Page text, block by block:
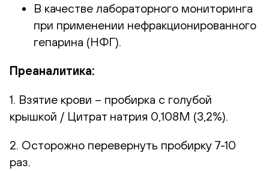
В качестве лабораторного мониторинга
при применении нефракционированного
гепарина (НФГ).
Преаналитика:
1. Взятие крови – пробирка с голубой
крышкой / Цитрат натрия 0,108М (3,2%).
2. Осторожно перевернуть пробирку 7-10
раз.